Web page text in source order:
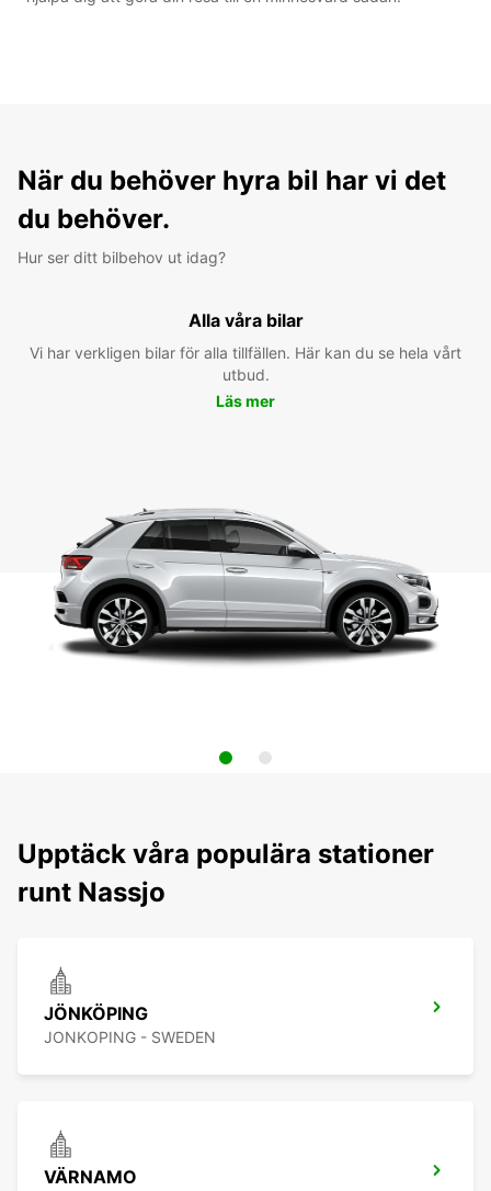
När du behöver hyra bil har vi det
du behöver.
Hur ser ditt bilbehov ut idag?
Alla våra bilar
Vi har verkligen bilar för alla tillfällen. Här kan du se hela vårt
utbud.
Läs mer
Upptäck våra populära stationer
runt Nassjo
JÖNKÖPING
JONKOPING - SWEDEN
VÄRNAMO